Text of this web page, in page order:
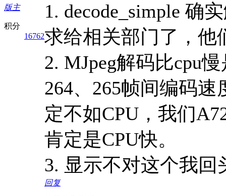
版主
积分
16762
1. decode_simple 确
求给相关部门了，他
2. MJpeg解码比cpu
264、265帧间编码
定不如CPU，我们
肯定是CPU快。
3. 显示不对这个我回
回复